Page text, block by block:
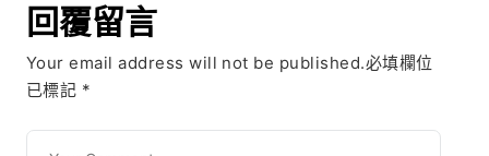
回覆留言
Your email address will not be published.必填欄位
已標記 *